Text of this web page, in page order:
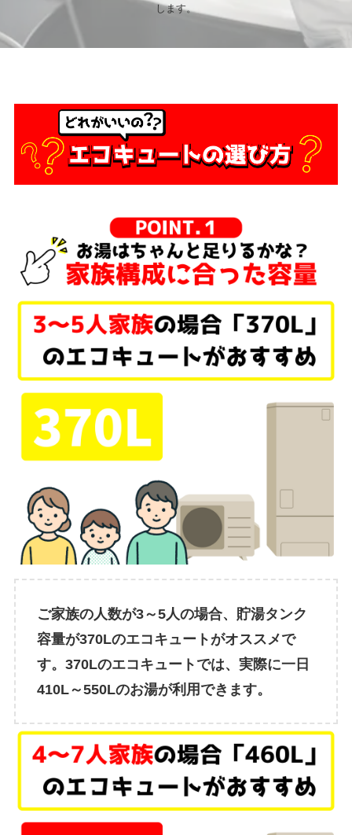
します。
ご家族の人数が3～5人の場合、貯湯タンク
容量が370Lのエコキュートがオススメで
す。370Lのエコキュートでは、実際に一日
410L～550Lのお湯が利用できます。